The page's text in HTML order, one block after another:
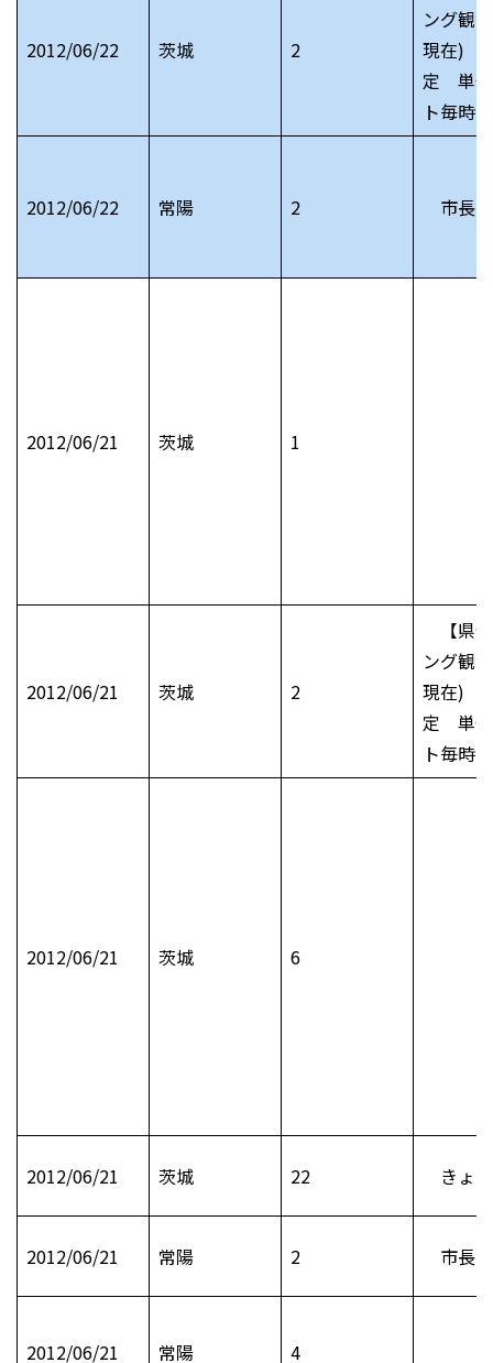
2012/06/22 茨城 2
ング観
現在) ※
定 単位
ト毎時
2012/06/22 常陽 2 市長
2012/06/21 茨城 1
2012/06/21 茨城 2
【県
ング観
現在) ※
定 単位
ト毎時
2012/06/21 茨城 6
2012/06/21 茨城 22 きょ
2012/06/21 常陽 2 市長
2012/06/21 常陽 4